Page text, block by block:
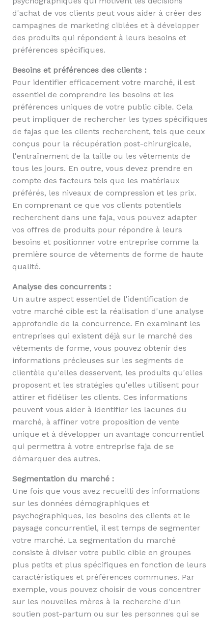
d'achat de vos clients peut vous aider à créer des
campagnes de marketing ciblées et à développer
des produits qui répondent à leurs besoins et
préférences spécifiques.
Besoins et préférences des clients :
Pour identifier efficacement votre marché, il est
essentiel de comprendre les besoins et les
préférences uniques de votre public cible. Cela
peut impliquer de rechercher les types spécifiques
de fajas que les clients recherchent, tels que ceux
conçus pour la récupération post-chirurgicale,
l'entraînement de la taille ou les vêtements de
tous les jours. En outre, vous devez prendre en
compte des facteurs tels que les matériaux
préférés, les niveaux de compression et les prix.
En comprenant ce que vos clients potentiels
recherchent dans une faja, vous pouvez adapter
vos offres de produits pour répondre à leurs
besoins et positionner votre entreprise comme la
première source de vêtements de forme de haute
qualité.
Analyse des concurrents :
Un autre aspect essentiel de l'identification de
votre marché cible est la réalisation d'une analyse
approfondie de la concurrence. En examinant les
entreprises qui existent déjà sur le marché des
vêtements de forme, vous pouvez obtenir des
informations précieuses sur les segments de
clientèle qu'elles desservent, les produits qu'elles
proposent et les stratégies qu'elles utilisent pour
attirer et fidéliser les clients. Ces informations
peuvent vous aider à identifier les lacunes du
marché, à affiner votre proposition de vente
unique et à développer un avantage concurrentiel
qui permettra à votre entreprise faja de se
démarquer des autres.
Segmentation du marché :
Une fois que vous avez recueilli des informations
sur les données démographiques et
psychographiques, les besoins des clients et le
paysage concurrentiel, il est temps de segmenter
votre marché. La segmentation du marché
consiste à diviser votre public cible en groupes
plus petits et plus spécifiques en fonction de leurs
caractéristiques et préférences communes. Par
exemple, vous pouvez choisir de vous concentrer
sur les nouvelles mères à la recherche d'un
soutien post-partum ou sur les personnes qui se